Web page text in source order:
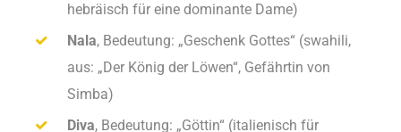
hebräisch für eine dominante Dame)
Nala, Bedeutung: „Geschenk Gottes“ (swahili,
aus: „Der König der Löwen“, Gefährtin von
Simba)
Diva, Bedeutung: „Göttin“ (italienisch für